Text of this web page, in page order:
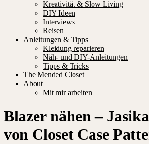
Kreativität & Slow Living
DIY Ideen
Interviews
Reisen
Anleitungen & Tipps
Kleidung reparieren
Näh- und DIY-Anleitungen
Tipps & Tricks
The Mended Closet
About
Mit mir arbeiten
Blazer nähen –
von Closet Case